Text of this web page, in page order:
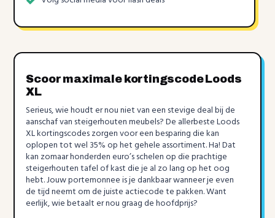
Scoor maximale kortingscode Loods
XL
Serieus, wie houdt er nou niet van een stevige deal bij de
aanschaf van steigerhouten meubels? De allerbeste Loods
XL kortingscodes zorgen voor een besparing die kan
oplopen tot wel 35% op het gehele assortiment. Ha! Dat
kan zomaar honderden euro’s schelen op die prachtige
steigerhouten tafel of kast die je al zo lang op het oog
hebt. Jouw portemonnee is je dankbaar wanneer je even
de tijd neemt om de juiste actiecode te pakken. Want
eerlijk, wie betaalt er nou graag de hoofdprijs?